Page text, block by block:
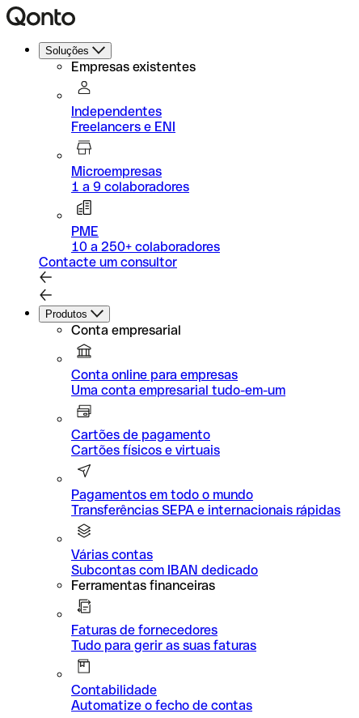
Soluções
Empresas existentes
Independentes
Freelancers e ENI
Microempresas
1 a 9 colaboradores
PME
10 a 250+ colaboradores
Contacte um consultor
Produtos
Conta empresarial
Conta online para empresas
Uma conta empresarial tudo-em-um
Cartões de pagamento
Cartões físicos e virtuais
Pagamentos em todo o mundo
Transferências SEPA e internacionais rápidas
Várias contas
Subcontas com IBAN dedicado
Ferramentas financeiras
Faturas de fornecedores
Tudo para gerir as suas faturas
Contabilidade
Automatize o fecho de contas